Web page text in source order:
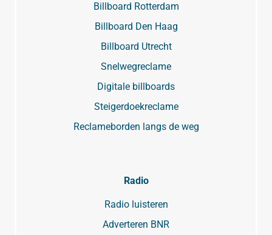
Billboard Rotterdam
Billboard Den Haag
Billboard Utrecht
Snelwegreclame
Digitale billboards
Steigerdoekreclame
Reclameborden langs de weg
Radio
Radio luisteren
Adverteren BNR